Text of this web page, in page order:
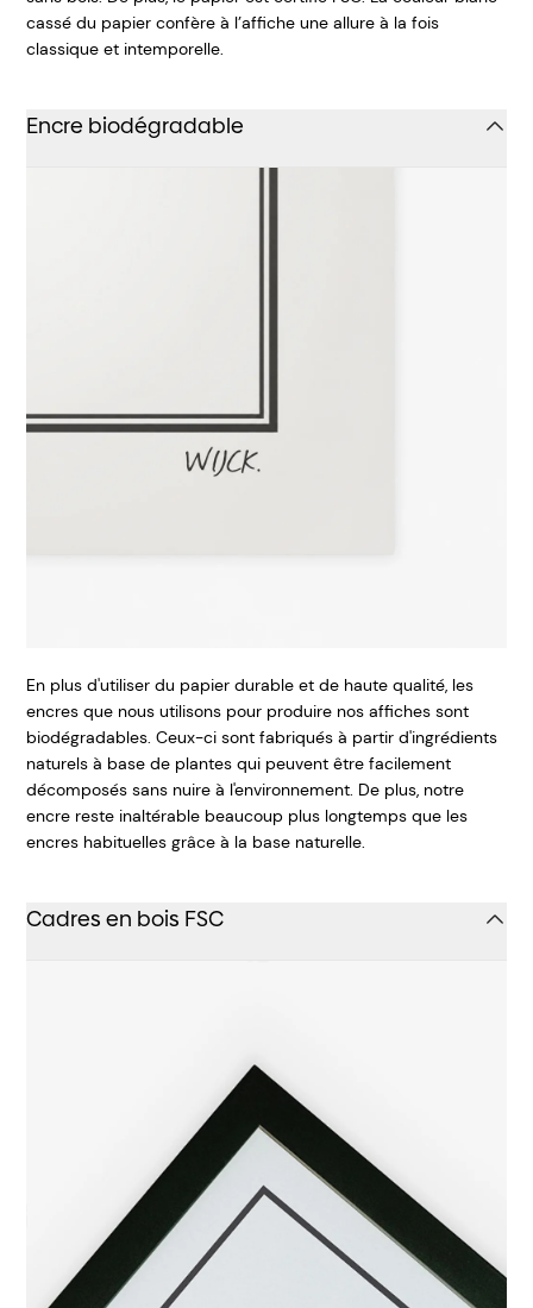
cassé du papier confère à l’affiche une allure à la fois
classique et intemporelle.
Encre biodégradable
En plus d'utiliser du papier durable et de haute qualité, les
encres que nous utilisons pour produire nos affiches sont
biodégradables. Ceux-ci sont fabriqués à partir d'ingrédients
naturels à base de plantes qui peuvent être facilement
décomposés sans nuire à l'environnement. De plus, notre
encre reste inaltérable beaucoup plus longtemps que les
encres habituelles grâce à la base naturelle.
Cadres en bois FSC